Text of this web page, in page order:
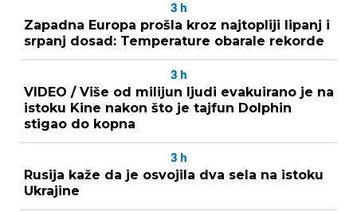
3 h
Zapadna Europa prošla kroz najtopliji lipanj i
srpanj dosad: Temperature obarale rekorde
3 h
VIDEO / Više od milijun ljudi evakuirano je na
istoku Kine nakon što je tajfun Dolphin
stigao do kopna
3 h
Rusija kaže da je osvojila dva sela na istoku
Ukrajine